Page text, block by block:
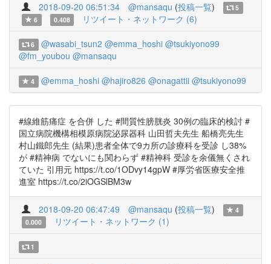
2018-09-20 06:51:34 @mansaqu (投稿一覧)
5
6
0.408 リツイート・ネットワーク (6)
6 @wasabi_tsun2 @emma_hoshi @tsukiyono99
@fm_youbou @mansaqu
4 @emma_hoshi @hajiro826 @onagattii @tsukiyono99
#線維筋痛症 を合併 した #間質性膀胱炎 30例の臨床的検討 #
国立病院機構相模原病院泌尿器科 山田哲夫先生 船橋亮先生
村山鐵郎先生 (結果)患者全体で9カ所の診療科を受診 し38%
が #精神病 でないにも関わらず #精神科 受診を余儀無くされ
ていた 引用元 https://t.co/1ODvy14gpW #厚労省医療安全推
進室 https://t.co/2iOGSlBM3w
2018-09-20 06:47:49 @mansaqu (投稿一覧)
4
0.000
リツイート・ネットワーク (1)
1